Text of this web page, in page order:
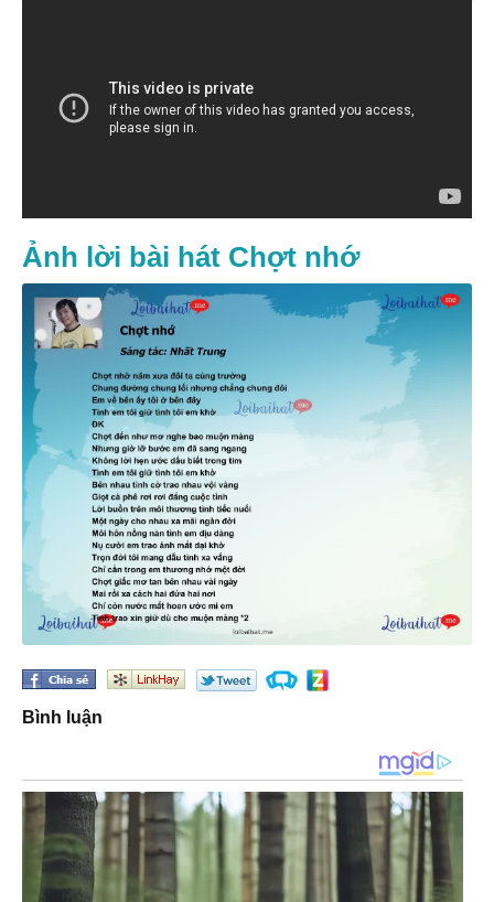
Ảnh lời bài hát Chợt nhớ
Bình luận